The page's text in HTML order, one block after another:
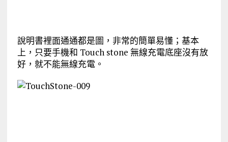
說明書裡面通通都是圖，非常的簡單易懂；基本
上，只要手機和 Touch stone 無線充電底座沒有放
好，就不能無線充電。